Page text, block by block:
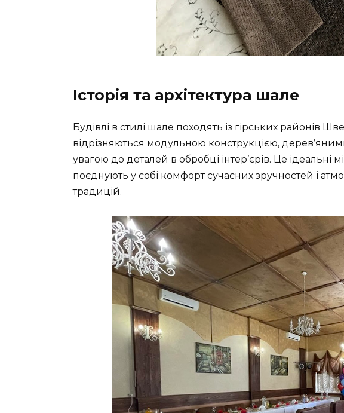
Історія та архітектура шале
Будівлі в стилі шале походять із гірських районів
відрізняються модульною конструкцією,
увагою до деталей в обробці інтер’єрів. Це ідеальні
поєднують у собі комфорт сучасних зручностей і
традицій.